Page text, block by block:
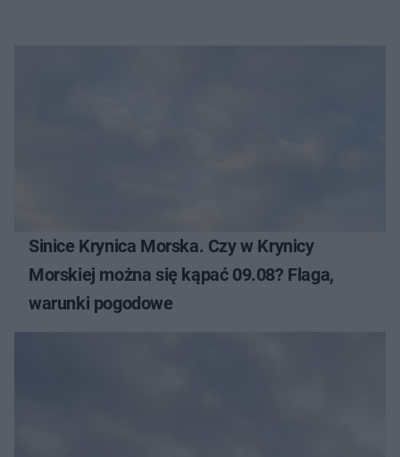
Sinice Krynica Morska. Czy w Krynicy
Morskiej można się kąpać 09.08? Flaga,
warunki pogodowe